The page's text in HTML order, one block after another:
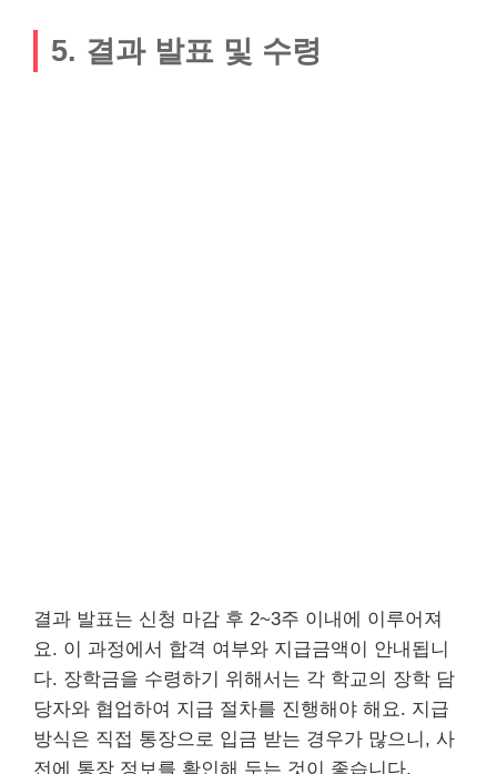
5. 결과 발표 및 수령
결과 발표는 신청 마감 후 2~3주 이내에 이루어져
요. 이 과정에서 합격 여부와 지급금액이 안내됩니
다. 장학금을 수령하기 위해서는 각 학교의 장학 담
당자와 협업하여 지급 절차를 진행해야 해요. 지급
방식은 직접 통장으로 입금 받는 경우가 많으니, 사
전에 통장 정보를 확인해 두는 것이 좋습니다.